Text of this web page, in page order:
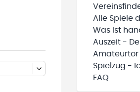
Alle Spiele
Was ist
Auszeit -
Amateurtor
Spielzug -
FAQ